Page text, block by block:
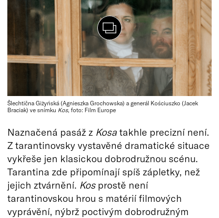
Šlechtična Giżyńská (Agnieszka Grochowska) a generál Kościuszko (Jacek
Braciak) ve snímku Kos, foto: Film Europe
Naznačená pasáž z Kosa takhle precizní není.
Z tarantinovsky vystavěné dramatické situace
vykřeše jen klasickou dobrodružnou scénu.
Tarantina zde připomínají spíš zápletky, než
jejich ztvárnění. Kos prostě není
tarantinovskou hrou s matérií filmových
vyprávění, nýbrž poctivým dobrodružným